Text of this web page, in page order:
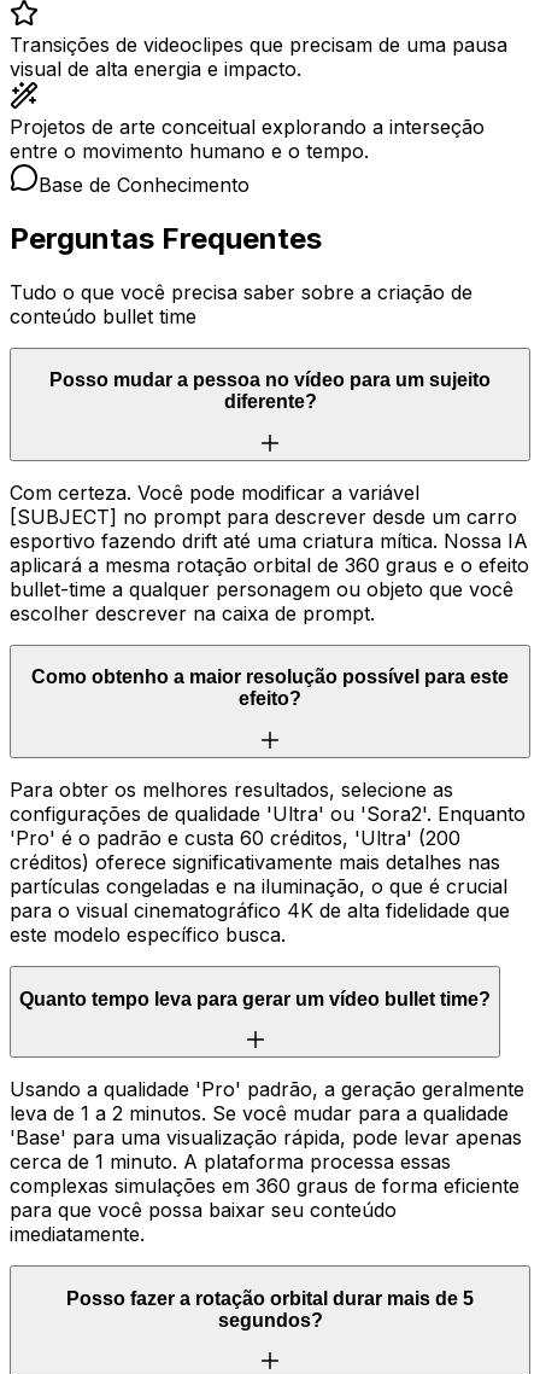
Transições de videoclipes que precisam de uma pausa
visual de alta energia e impacto.
Projetos de arte conceitual explorando a interseção
entre o movimento humano e o tempo.
Base de Conhecimento
Perguntas Frequentes
Tudo o que você precisa saber sobre a criação de
conteúdo bullet time
Posso mudar a pessoa no vídeo para um sujeito
diferente?
Com certeza. Você pode modificar a variável
[SUBJECT] no prompt para descrever desde um carro
esportivo fazendo drift até uma criatura mítica. Nossa IA
aplicará a mesma rotação orbital de 360 graus e o efeito
bullet-time a qualquer personagem ou objeto que você
escolher descrever na caixa de prompt.
Como obtenho a maior resolução possível para este
efeito?
Para obter os melhores resultados, selecione as
configurações de qualidade 'Ultra' ou 'Sora2'. Enquanto
'Pro' é o padrão e custa 60 créditos, 'Ultra' (200
créditos) oferece significativamente mais detalhes nas
partículas congeladas e na iluminação, o que é crucial
para o visual cinematográfico 4K de alta fidelidade que
este modelo específico busca.
Quanto tempo leva para gerar um vídeo bullet time?
Usando a qualidade 'Pro' padrão, a geração geralmente
leva de 1 a 2 minutos. Se você mudar para a qualidade
'Base' para uma visualização rápida, pode levar apenas
cerca de 1 minuto. A plataforma processa essas
complexas simulações em 360 graus de forma eficiente
para que você possa baixar seu conteúdo
imediatamente.
Posso fazer a rotação orbital durar mais de 5
segundos?